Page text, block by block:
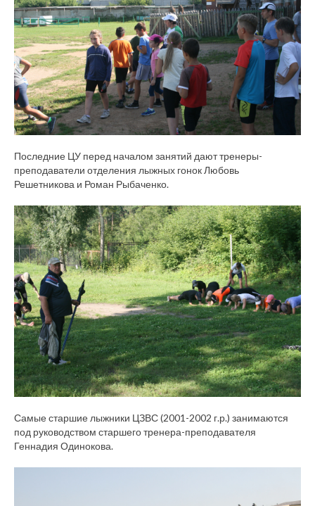
Последние ЦУ перед началом занятий дают тренеры-
преподаватели отделения лыжных гонок Любовь
Решетникова и Роман Рыбаченко.
Самые старшие лыжники ЦЗВС (2001-2002 г.р.) занимаются
под руководством старшего тренера-преподавателя
Геннадия Одинокова.